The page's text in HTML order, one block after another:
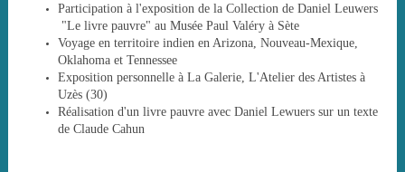
Participation à l'exposition de la Collection de Daniel Leuwers
"Le livre pauvre" au Musée Paul Valéry à Sète
Voyage en territoire indien en Arizona, Nouveau-Mexique,
Oklahoma et Tennessee
Exposition personnelle à La Galerie, L'Atelier des Artistes à
Uzès (30)
Réalisation d'un livre pauvre avec Daniel Lewuers sur un texte
de Claude Cahun